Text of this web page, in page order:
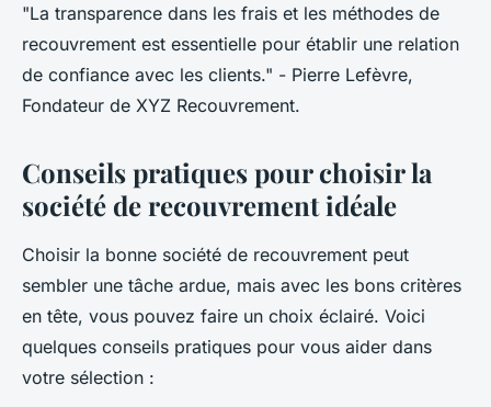
"La transparence dans les frais et les méthodes de
recouvrement est essentielle pour établir une relation
de confiance avec les clients." - Pierre Lefèvre,
Fondateur de XYZ Recouvrement.
Conseils pratiques pour choisir la
société de recouvrement idéale
Choisir la bonne société de recouvrement peut
sembler une tâche ardue, mais avec les bons critères
en tête, vous pouvez faire un choix éclairé. Voici
quelques conseils pratiques pour vous aider dans
votre sélection :